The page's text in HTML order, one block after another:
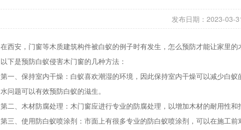
发布日期：2023-03-
在西安，门窗等木质建筑构件被白蚁的例子时有发生，怎么预防才能让家里
以下是预防白蚁侵害木门窗的几种方法：
第一、保持室内干燥：白蚁喜欢潮湿的环境，因此保持室内干燥可以减少白
水问题可以有效预防白蚁的滋生。
第二、木材防腐处理：木门窗应进行专业的防腐处理，以增加木材的耐用性和
第三、使用防白蚁喷涂剂：市面上有很多专业的防白蚁喷涂剂，可以在施工前